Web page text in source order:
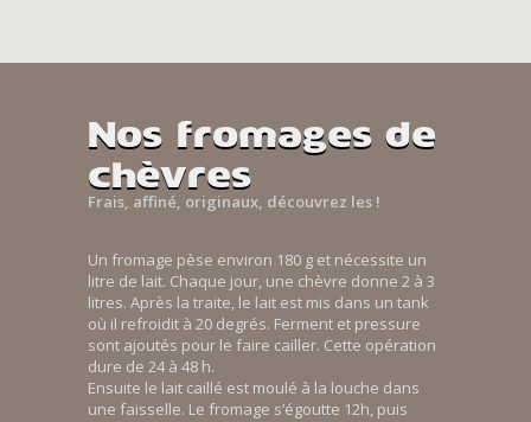
Nos fromages de
chèvres
Frais, affiné, originaux, découvrez les !
Un fromage pèse environ 180 g et nécessite un
litre de lait. Chaque jour, une chèvre donne 2 à 3
litres. Après la traite, le lait est mis dans un tank
où il refroidit à 20 degrés. Ferment et pressure
sont ajoutés pour le faire cailler. Cette opération
dure de 24 à 48 h.
Ensuite le lait caillé est moulé à la louche dans
une faisselle. Le fromage s’égoutte 12h, puis